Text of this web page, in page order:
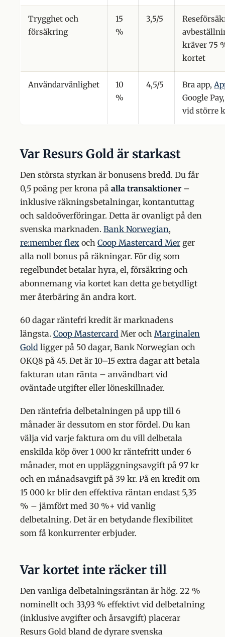
Trygghet och
försäkring
15
%
3,5/5
kräver 75
kortet
Användarvänlighet
10
%
4,5/5 Bra app,
Google
vid större
Var Resurs Gold är starkast
Den största styrkan är bonusens bredd. Du får
0,5 poäng per krona på alla transaktioner –
inklusive räkningsbetalningar, kontantuttag
och saldoöverföringar. Detta är ovanligt på den
svenska marknaden. Bank Norwegian,
re:member flex och Coop Mastercard Mer ger
alla noll bonus på räkningar. För dig som
regelbundet betalar hyra, el, försäkring och
abonnemang via kortet kan detta ge betydligt
mer återbäring än andra kort.
60 dagar räntefri kredit är marknadens
längsta. Coop Mastercard Mer och Marginalen
Gold ligger på 50 dagar, Bank Norwegian och
OKQ8 på 45. Det är 10–15 extra dagar att betala
fakturan utan ränta – användbart vid
oväntade utgifter eller löneskillnader.
Den räntefria delbetalningen på upp till 6
månader är dessutom en stor fördel. Du kan
välja vid varje faktura om du vill delbetala
enskilda köp över 1 000 kr räntefritt under 6
månader, mot en uppläggningsavgift på 97 kr
och en månadsavgift på 39 kr. På en kredit om
15 000 kr blir den effektiva räntan endast 5,35
% – jämfört med 30 %+ vid vanlig
delbetalning. Det är en betydande flexibilitet
som få konkurrenter erbjuder.
Var kortet inte räcker till
Den vanliga delbetalningsräntan är hög. 22 %
nominellt och 33,93 % effektivt vid delbetalning
(inklusive avgifter och årsavgift) placerar
Resurs Gold bland de dyrare svenska